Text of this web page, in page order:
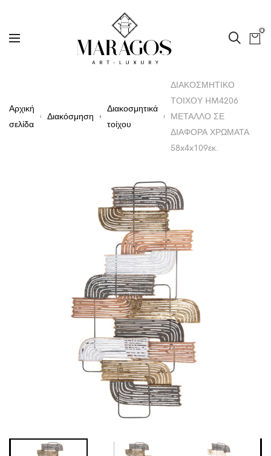
0
Αρχική
σελίδα
Διακόσμηση
Διακοσμητικά
τοίχου
ΔΙΑΚΟΣΜΗΤΙΚΟ
ΤΟΙΧΟΥ HM4206
ΜΕΤΑΛΛΟ ΣΕ
ΔΙΑΦΟΡΑ ΧΡΩΜΑΤΑ
58x4x109εκ.